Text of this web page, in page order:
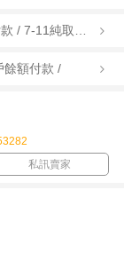
餘額付款 /
私訊賣家